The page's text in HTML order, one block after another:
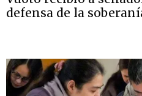
defensa de la